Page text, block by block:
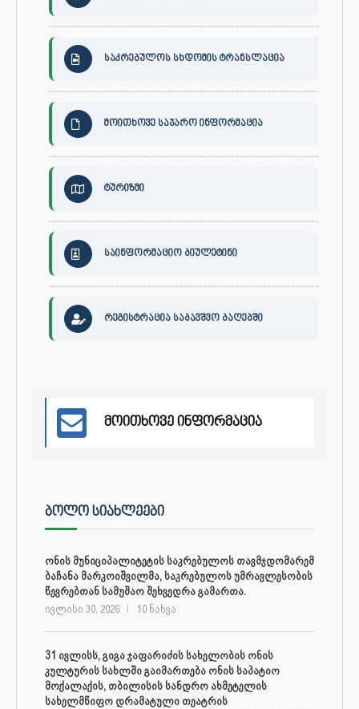
საკრებულოს სხდომის ტრანსლაცია
მოითხოვე საჯარო ინფორმაცია
ტურიზმი
საინფორმაციო ბიულეტინი
რეგისტრაცია საბავშვო ბაღებში
მოითხოვე ინფორმაცია
ᲑᲝᲚᲝ ᲡᲘᲐᲮᲚᲔᲔᲑᲘ
ონის მუნიციპალიტეტის საკრებულოს თავმჯდომარემ
ბაჩანა მარკოიშვილმა, საკრებულოს უმრავლესობის
წევრებთან სამუშაო შეხვედრა გამართა.
ივლისი 30, 2026 10 ნახვა
31 ივლისს, გიგა ჯაფარიძის სახელობის ონის
კულტურის სახლში გაიმართება ონის საპატიო
მოქალაქის, თბილისის სანდრო ახმეტელის
სახელმწიფო დრამატული თეატრის